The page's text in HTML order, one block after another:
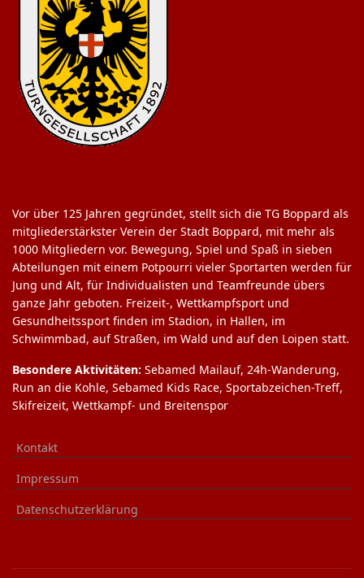
Vor über 125 Jahren gegründet, stellt sich die TG Boppard als
mitgliederstärkster Verein der Stadt Boppard, mit mehr als
1000 Mitgliedern vor. Bewegung, Spiel und Spaß in sieben
Abteilungen mit einem Potpourri vieler Sportarten werden für
Jung und Alt, für Individualisten und Teamfreunde übers
ganze Jahr geboten. Freizeit-, Wettkampfsport und
Gesundheitssport finden im Stadion, in Hallen, im
Schwimmbad, auf Straßen, im Wald und auf den Loipen statt.
Besondere Aktivitäten: Sebamed Mailauf, 24h-Wanderung,
Run an die Kohle, Sebamed Kids Race, Sportabzeichen-Treff,
Skifreizeit, Wettkampf- und Breitenspor
Kontakt
Impressum
Datenschutzerklärung